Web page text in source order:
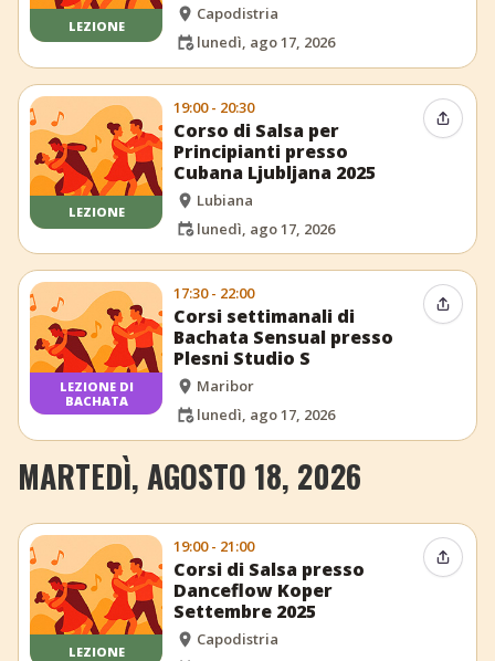
LEZIONE
Capodistria
lunedì, ago 17, 2026
LEZIONE
19:00 - 20:30
Corso di Salsa per
Principianti presso
Cubana Ljubljana 2025
Lubiana
lunedì, ago 17, 2026
LEZIONE DI
BACHATA
17:30 - 22:00
Corsi settimanali di
Bachata Sensual presso
Plesni Studio S
Maribor
lunedì, ago 17, 2026
MARTEDÌ, AGOSTO 18, 2026
LEZIONE
19:00 - 21:00
Corsi di Salsa presso
Danceflow Koper
Settembre 2025
Capodistria